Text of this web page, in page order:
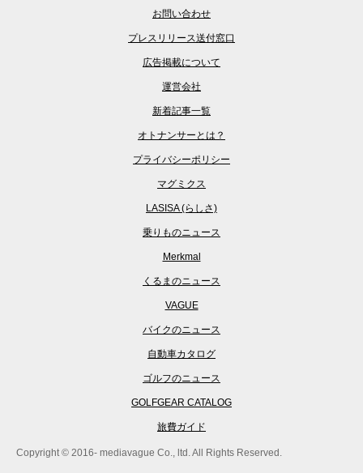
お問い合わせ
プレスリリース送付窓口
広告掲載について
運営会社
新着記事一覧
オトナンサーとは？
プライバシーポリシー
マグミクス
LASISA (らしさ)
乗りものニュース
Merkmal
くるまのニュース
VAGUE
バイクのニュース
自動車カタログ
ゴルフのニュース
GOLFGEAR CATALOG
旅費ガイド
Copyright © 2016- mediavague Co., ltd. All Rights Reserved.